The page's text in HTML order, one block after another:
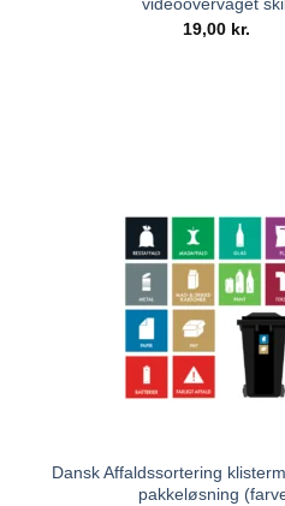
19,00 kr.
Dansk Affaldssortering
pakkeløsning